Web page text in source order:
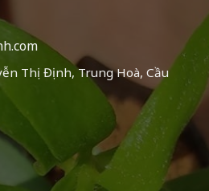
Thị Định, Trung Hoà, Cầu